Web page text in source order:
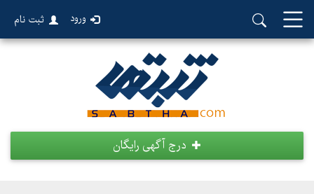
ورود ثبت نام
درج آگهی رایگان